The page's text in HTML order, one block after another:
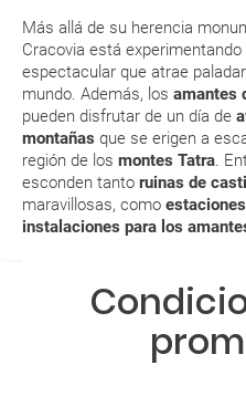
Más allá de su herencia
Cracovia está experimentando
espectacular que atrae
mundo. Además, los amantes
pueden disfrutar de un día de
montañas que se erigen a
región de los montes Tatra .
esconden tanto ruinas de
maravillosas, como
instalaciones para los
paquete vacacional en la
Al realizar la reserva, uno
quedado de pendiente de
sabré si se confirma el
¿Cómo sé si hay plazas
quiero al hacer mi
dirigirme?
¿Incluye algún seguro de